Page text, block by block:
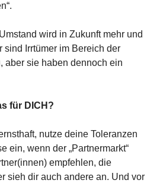
wird in Zukunft mehr und
sind Irrtümer im Bereich der
aber sie haben dennoch ein
für DICH?
nutze deine Toleranzen
ein, wenn der „Partnermarkt“
empfehlen, die
sieh dir auch andere an. Und vor